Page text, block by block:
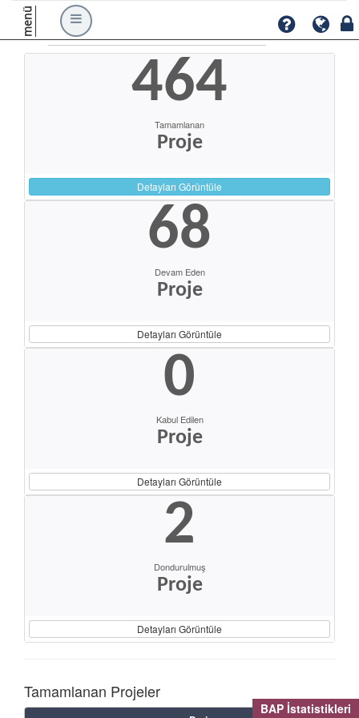
BAP İstatistikleri
menü
464
Tamamlanan
Proje
Detayları Görüntüle
68
Devam Eden
Proje
Detayları Görüntüle
0
Kabul Edilen
Proje
Detayları Görüntüle
2
Dondurulmuş
Proje
Detayları Görüntüle
Tamamlanan Projeler